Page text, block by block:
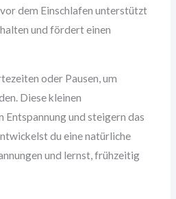
dem Einschlafen unterstützt
und fördert einen
oder Pausen, um
Diese kleinen
Entspannung und steigern das
du eine natürliche
und lernst, frühzeitig